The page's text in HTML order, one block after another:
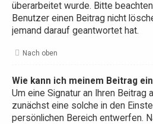
überarbeitet wurde. Bitte
Benutzer einen Beitrag nicht
jemand darauf geantwortet hat.
Nach oben
Wie kann ich meinem Beitrag
Um eine Signatur an Ihren Beitrag
zunächst eine solche in den
persönlichen Bereich entwerfen.